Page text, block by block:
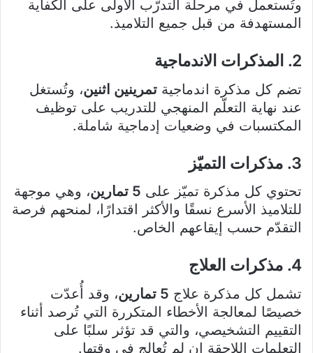
وتُستعمل في مرحلة التدرّب الأولى على الكفاية
المستهدفة من قبل جميع التلاميذ.
2. المذكرات الاندماجية
تضم كل مذكرة اندماجية تمرينين اثنين، وتُستغل
عند نهاية التعلّم المنهجي للتدريب على توظيف
المكتسبات في وضعيات إدماجية شاملة.
3. مذكرات التميّز
تحتوي كل مذكرة تميّز على 5 تمارين
، وهي موجهة
للتلاميذ الأسرع نسقًا والأكثر اقتدارًا، لمنحهم فرصة
التقدّم حسب إيقاعهم الخاص.
4. مذكرات العلاج
تشمل كل مذكرة علاج 5 تمارين
، وقد أُعدّت
خصيصًا لمعالجة الأخطاء المتكررة التي تُرصد أثناء
التقييم التشخيصي، والتي قد تؤثر سلبًا على
التعلمات اللاحقة إن لم تُعالج في وقتها.